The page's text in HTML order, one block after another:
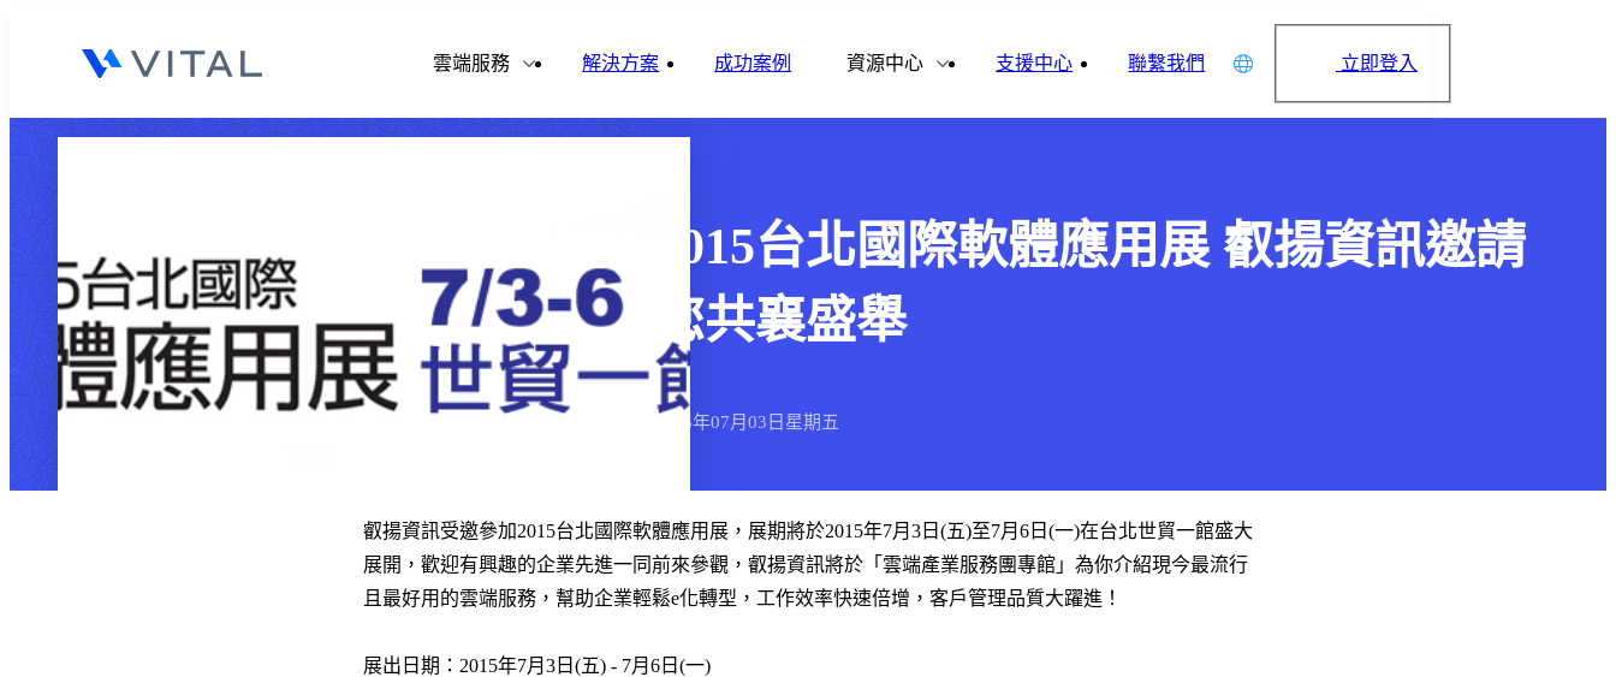
雲端服務 解決方案 成功案例 資源中心雲企誌 支援中心 聯繫我們
日本語
简体中文
立即登入
2015台北國際軟體應用展 叡揚資訊邀請
您共襄盛舉
2015年07月 03日 星期五
叡揚資訊受邀參加2015台北國際軟體應用展，展期將於2015年7月3日(五)至7月6日(一)在台北世貿一館盛大
展開，歡迎有興趣的企業先進一同前來參觀，叡揚資訊將於「雲端產業服務團專館」為你介紹現今最流行
且最好用的雲端服務，幫助企業輕鬆e化轉型，工作效率快速倍增，客戶管理品質大躍進！
展出日期：2015年7月3日(五) - 7月6日(一)